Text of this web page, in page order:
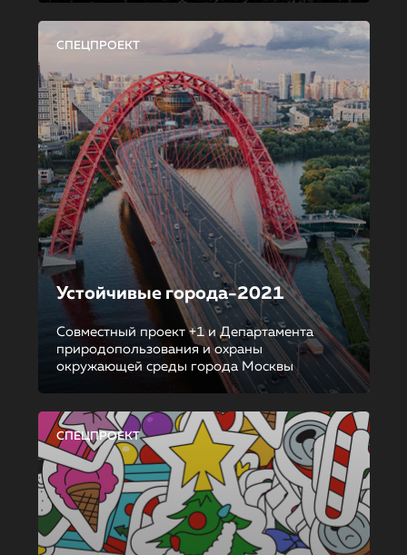
СПЕЦПРОЕКТ
Устойчивые города-2021
Совместный проект +1 и Департамента
природопользования и охраны
окружающей среды города Москвы
СПЕЦПРОЕКТ